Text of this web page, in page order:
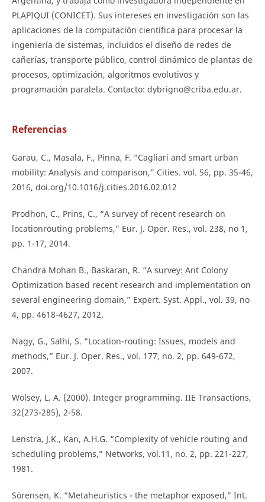
PLAPIQUI (CONICET). Sus intereses en investigación son las
aplicaciones de la computación científica para procesar la
ingeniería de sistemas, incluidos el diseño de redes de
cañerías, transporte público, control dinámico de plantas de
procesos, optimización, algoritmos evolutivos y
programación paralela. Contacto: dybrigno@criba.edu.ar.
Referencias
Garau, C., Masala, F., Pinna, F. “Cagliari and smart urban
mobility: Analysis and comparison,” Cities. vol. 56, pp. 35-46,
2016, doi.org/10.1016/j.cities.2016.02.012
Prodhon, C., Prins, C., “A survey of recent research on
locationrouting problems,” Eur. J. Oper. Res., vol. 238, no 1,
pp. 1-17, 2014.
Chandra Mohan B., Baskaran, R. “A survey: Ant Colony
Optimization based recent research and implementation on
several engineering domain,” Expert. Syst. Appl., vol. 39, no
4, pp. 4618-4627, 2012.
Nagy, G., Salhi, S. “Location-routing: Issues, models and
methods,” Eur. J. Oper. Res., vol. 177, no. 2, pp. 649-672,
2007.
Wolsey, L. A. (2000). Integer programming. IIE Transactions,
32(273-285), 2-58.
Lenstra, J.K., Kan, A.H.G. “Complexity of vehicle routing and
scheduling problems,” Networks, vol.11, no. 2, pp. 221-227,
1981.
Sörensen, K. “Metaheuristics - the metaphor exposed,” Int.